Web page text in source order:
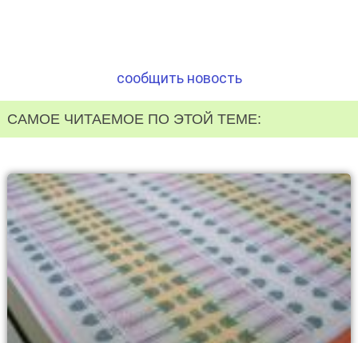
сообщить новость
САМОЕ ЧИТАЕМОЕ ПО ЭТОЙ ТЕМЕ: